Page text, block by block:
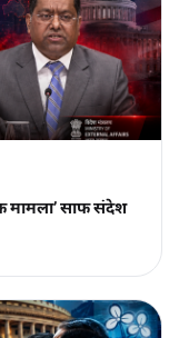
मामला’ साफ संदेश